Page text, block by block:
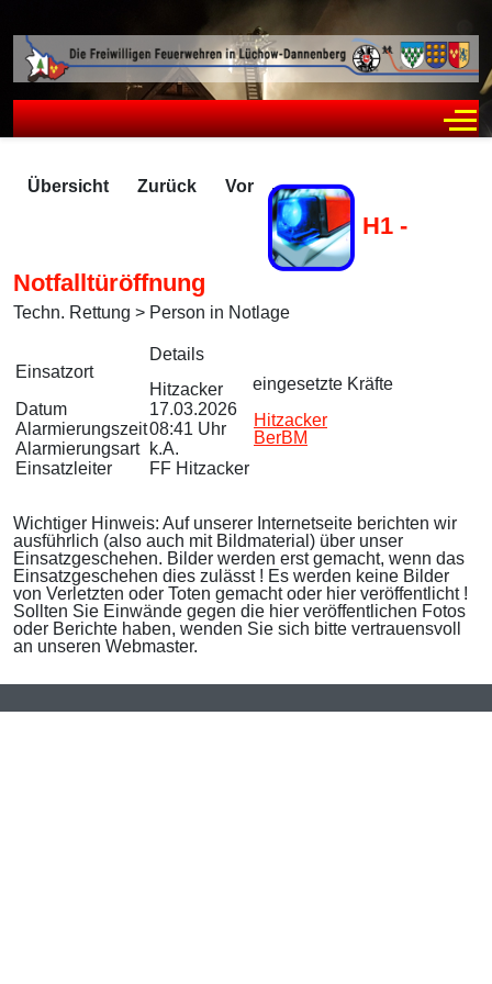
Übersicht Zurück Vor
H1 -
Notfalltüröffnung
Techn. Rettung > Person in Notlage
Einsatzort
Details
Hitzacker
Datum
17.03.2026
Alarmierungszeit08:41 Uhr
Alarmierungsart
k.A.
Einsatzleiter
FF Hitzacker
eingesetzte Kräfte
Hitzacker
BerBM
Wichtiger Hinweis: Auf unserer Internetseite berichten wir
ausführlich (also auch mit Bildmaterial) über unser
Einsatzgeschehen. Bilder werden erst gemacht, wenn das
Einsatzgeschehen dies zulässt ! Es werden keine Bilder
von Verletzten oder Toten gemacht oder hier veröffentlicht !
Sollten Sie Einwände gegen die hier veröffentlichen Fotos
oder Berichte haben, wenden Sie sich bitte vertrauensvoll
an unseren Webmaster.